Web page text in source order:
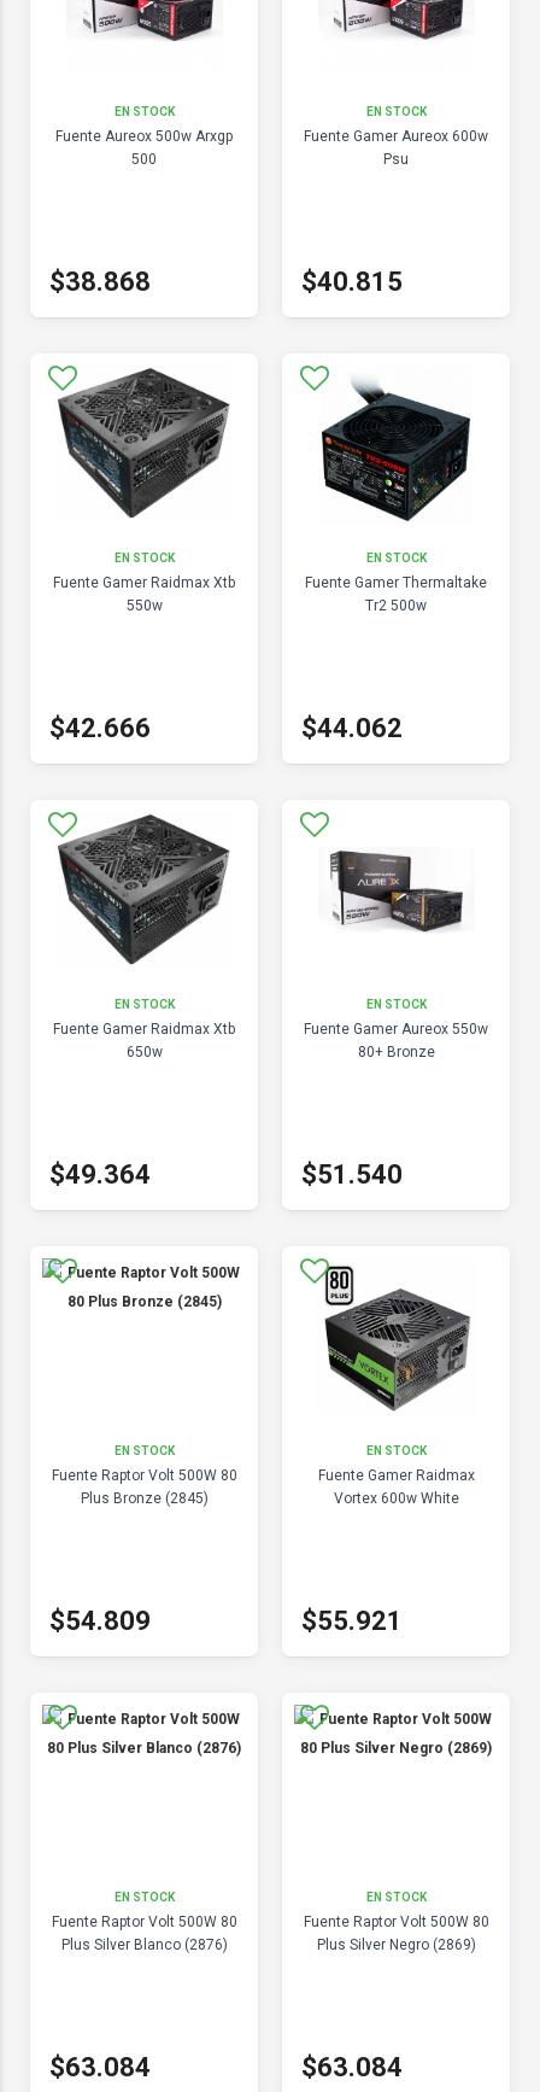
EN STOCK
Fuente Aureox 500w Arxgp
500
$38.868
EN STOCK
Fuente Gamer Aureox 600w
Psu
$40.815
EN STOCK
Fuente Gamer Raidmax Xtb
550w
$42.666
EN STOCK
Fuente Gamer Thermaltake
Tr2 500w
$44.062
EN STOCK
Fuente Gamer Raidmax Xtb
650w
$49.364
EN STOCK
Fuente Gamer Aureox 550w
80+ Bronze
$51.540
EN STOCK
Fuente Raptor Volt 500W 80
Plus Bronze (2845)
$54.809
EN STOCK
Fuente Gamer Raidmax
Vortex 600w White
$55.921
EN STOCK
Fuente Raptor Volt 500W 80
Plus Silver Blanco (2876)
$63.084
EN STOCK
Fuente Raptor Volt 500W 80
Plus Silver Negro (2869)
$63.084